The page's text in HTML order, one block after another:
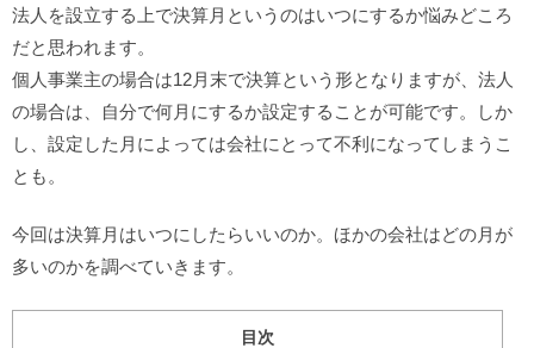
法人を設立する上で決算月というのはいつにするか悩みどころ
だと思われます。
個人事業主の場合は12月末で決算という形となりますが、法人
の場合は、自分で何月にするか設定することが可能です。しか
し、設定した月によっては会社にとって不利になってしまうこ
とも。
今回は決算月はいつにしたらいいのか。ほかの会社はどの月が
多いのかを調べていきます。
目次